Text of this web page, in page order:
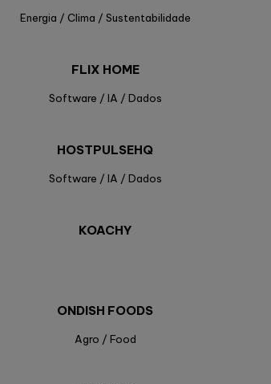
Energia / Clima / Sustentabilidade
FLIX HOME
Software / IA / Dados
HOSTPULSEHQ
Software / IA / Dados
KOACHY
ONDISH FOODS
Agro / Food